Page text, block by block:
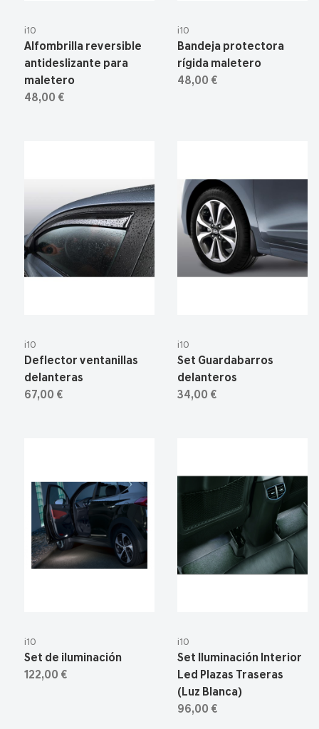
i10
Alfombrilla reversible
antideslizante para
maletero
48,00 €
i10
Bandeja protectora
rígida maletero
48,00 €
i10
Deflector ventanillas
delanteras
67,00 €
i10
Set Guardabarros
delanteros
34,00 €
i10
Set de iluminación
122,00 €
i10
Set Iluminación Interior
Led Plazas Traseras
(Luz Blanca)
96,00 €